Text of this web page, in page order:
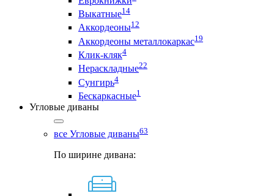
Выкатные14
Аккордеоны12
Аккордеоны металлокаркас19
Клик-кляк4
Нераскладные22
Сунгирь4
Бескаркасные1
Угловые диваны
все Угловые диваны63
По ширине дивана: